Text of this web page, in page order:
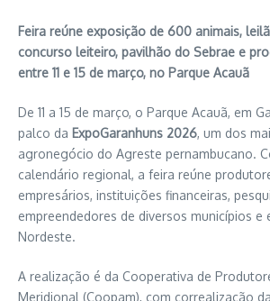
Feira reúne exposição de 600 animais,
concurso leiteiro, pavilhão do Sebrae e
entre 11 e 15 de março, no Parque Acauã
De 11 a 15 de março, o Parque Acauã, em
palco da ExpoGaranhuns 2026, um dos
agronegócio do Agreste pernambucano.
calendário regional, a feira reúne
empresários, instituições financeiras,
empreendedores de diversos municípios e
Nordeste.
A realização é da Cooperativa de
Meridional (Coopam), com correalização da